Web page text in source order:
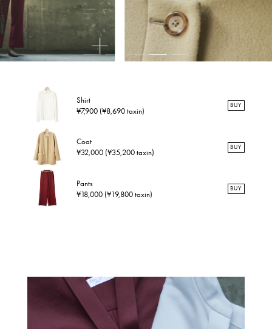
Shirt
¥7,900 (¥8,690 taxin)
BUY
Coat
¥32,000 (¥35,200 taxin)
BUY
Pants
¥18,000 (¥19,800 taxin)
BUY